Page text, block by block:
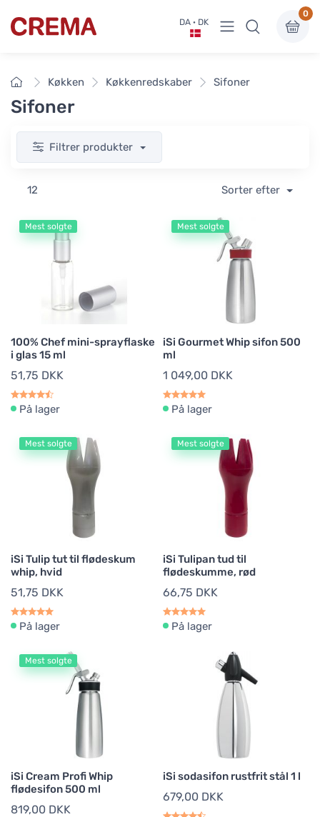
Crema DA · DK Vis undermenu
0
ForsideKøkken Køkkenredskaber Sifoner
Sifoner
Filtrer produkter
12 Sorter efter
Mest solgte
100% Chef mini-sprayflaske
i glas 15 ml
51,75 DKK
På lager
Mest solgte
iSi Gourmet Whip sifon 500
ml
1 049,00 DKK
På lager
Mest solgte
iSi Tulip tut til flødeskum
whip, hvid
51,75 DKK
På lager
Mest solgte
iSi Tulipan tud til
flødeskumme, rød
66,75 DKK
På lager
Mest solgte
iSi Cream Profi Whip
flødesifon 500 ml
819,00 DKK
iSi sodasifon rustfrit stål 1 l
679,00 DKK